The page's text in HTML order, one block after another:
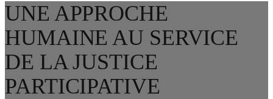
UNE APPROCHE
HUMAINE AU SERVICE
DE LA JUSTICE
PARTICIPATIVE